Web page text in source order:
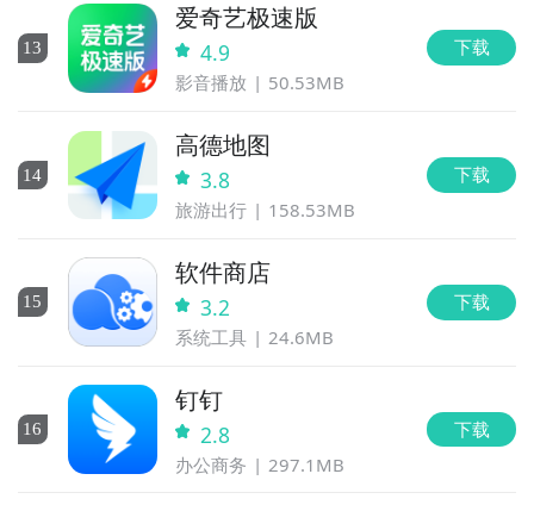
13
爱奇艺极速版
4.9
影音播放 50.53MB
下载
14
高德地图
3.8
旅游出行 158.53MB
下载
15
软件商店
3.2
系统工具 24.6MB
下载
16
钉钉
2.8
办公商务 297.1MB
下载